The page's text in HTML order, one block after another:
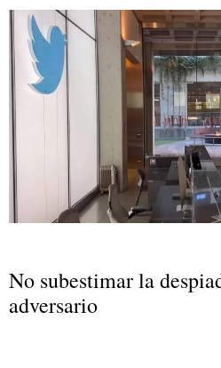
No subestimar la
adversario